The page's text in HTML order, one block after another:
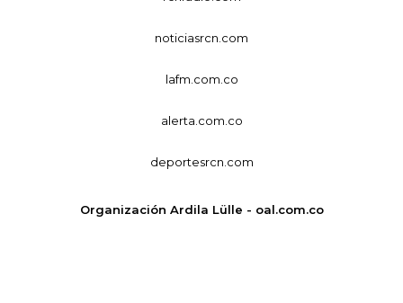
noticiasrcn.com
lafm.com.co
alerta.com.co
deportesrcn.com
Organización Ardila Lülle - oal.com.co